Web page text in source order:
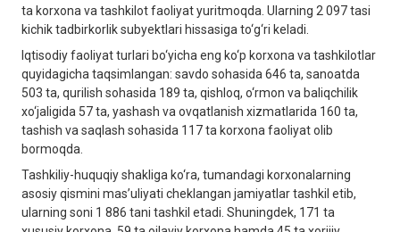
ta korxona va tashkilot faoliyat yuritmoqda. Ularning 2 097 tasi
kichik tadbirkorlik subyektlari hissasiga to‘g‘ri keladi.
Iqtisodiy faoliyat turlari bo‘yicha eng ko‘p korxona va tashkilotlar
quyidagicha taqsimlangan: savdo sohasida 646 ta, sanoatda
503 ta, qurilish sohasida 189 ta, qishloq, o‘rmon va baliqchilik
xo‘jaligida 57 ta, yashash va ovqatlanish xizmatlarida 160 ta,
tashish va saqlash sohasida 117 ta korxona faoliyat olib
bormoqda.
Tashkiliy-huquqiy shakliga ko‘ra, tumandagi korxonalarning
asosiy qismini masʼuliyati cheklangan jamiyatlar tashkil etib,
ularning soni 1 886 tani tashkil etadi. Shuningdek, 171 ta